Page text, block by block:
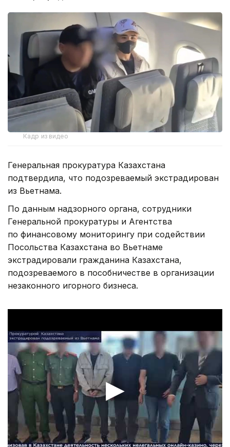
Кадр из видео
Генеральная прокуратура Казахстана
подтвердила, что подозреваемый экстрадирован
из Вьетнама.
По данным надзорного органа, сотрудники
Генеральной прокуратуры и Агентства
по финансовому мониторингу при содействии
Посольства Казахстана во Вьетнаме
экстрадировали гражданина Казахстана,
подозреваемого в пособничестве в организации
незаконного игорного бизнеса.